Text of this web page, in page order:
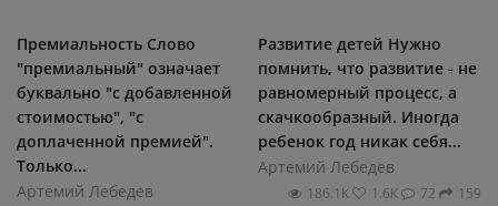
Премиальность Слово
"премиальный" означает
буквально "с добавленной
стоимостью", "с
доплаченной премией".
Только...
Артемий Лебедев
Развитие детей Нужно
помнить, что развитие - не
равномерный процесс, а
скачкообразный. Иногда
ребенок год никак себя...
Артемий Лебедев
186.1К 1.6К 72 159